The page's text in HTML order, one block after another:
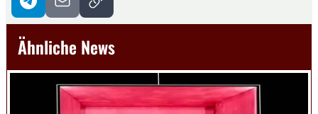
Ähnliche News